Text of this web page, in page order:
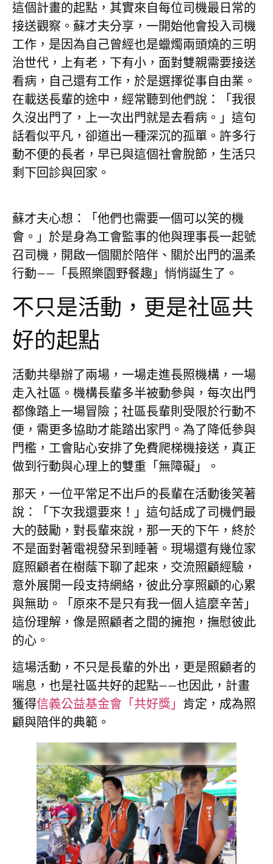
這個計畫的起點，其實來自每位司機最日常的
接送觀察。蘇才夫分享，一開始他會投入司機
工作，是因為自己曾經也是蠟燭兩頭燒的三明
治世代，上有老，下有小，面對雙親需要接送
看病，自己還有工作，於是選擇從事自由業。
在載送長輩的途中，經常聽到他們說：「我很
久沒出門了，上一次出門就是去看病。」這句
話看似平凡，卻道出一種深沉的孤單。許多行
動不便的長者，早已與這個社會脫節，生活只
剩下回診與回家。
蘇才夫心想：「他們也需要一個可以笑的機
會。」於是身為工會監事的他與理事長一起號
召司機，開啟一個關於陪伴、關於出門的溫柔
行動——「長照樂園野餐趣」悄悄誕生了。
不只是活動，更是社區共
好的起點
活動共舉辦了兩場，一場走進長照機構，一場
走入社區。機構長輩多半被動參與，每次出門
都像踏上一場冒險；社區長輩則受限於行動不
便，需更多協助才能踏出家門。為了降低參與
門檻，工會貼心安排了免費爬梯機接送，真正
做到行動與心理上的雙重「無障礙」。
那天，一位平常足不出戶的長輩在活動後笑著
說：「下次我還要來！」這句話成了司機們最
大的鼓勵，對長輩來說，那一天的下午，終於
不是面對著電視發呆到睡著。現場還有幾位家
庭照顧者在樹蔭下聊了起來，交流照顧經驗，
意外展開一段支持網絡，彼此分享照顧的心累
與無助。「原來不是只有我一個人這麼辛苦」
這份理解，像是照顧者之間的擁抱，撫慰彼此
的心。
這場活動，不只是長輩的外出，更是照顧者的
喘息，也是社區共好的起點——也因此，計畫
獲得信義公益基金會「共好獎」 肯定，成為照
顧與陪伴的典範。